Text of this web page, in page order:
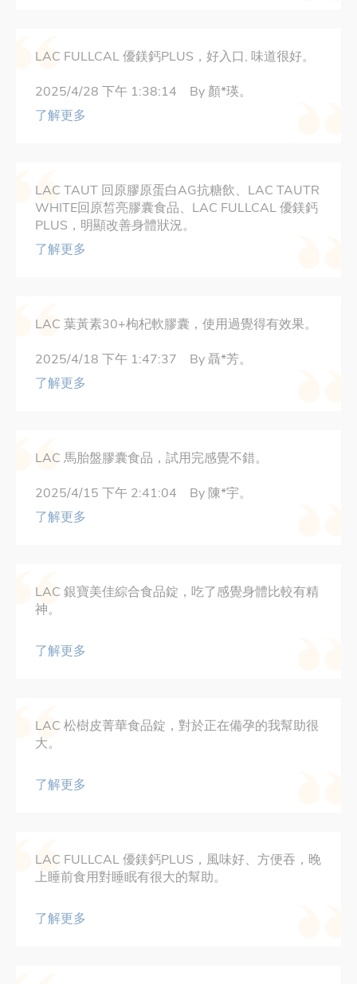
LAC FULLCAL 優鎂鈣PLUS，好入口, 味道很好。
2025/4/28 下午 1:38:14 By 顏*瑛。
了解更多
LAC TAUT 回原膠原蛋白AG抗糖飲、LAC TAUTR
WHITE回原皙亮膠囊食品、LAC FULLCAL 優鎂鈣
PLUS，明顯改善身體狀況。
了解更多
LAC 葉黃素30+枸杞軟膠囊，使用過覺得有效果。
2025/4/18 下午 1:47:37 By 聶*芳。
了解更多
LAC 馬胎盤膠囊食品，試用完感覺不錯。
2025/4/15 下午 2:41:04 By 陳*宇。
了解更多
LAC 銀寶美佳綜合食品錠，吃了感覺身體比較有精
神。
了解更多
LAC 松樹皮菁華食品錠，對於正在備孕的我幫助很
大。
了解更多
LAC FULLCAL 優鎂鈣PLUS，風味好、方便吞，晚
上睡前食用對睡眠有很大的幫助。
了解更多